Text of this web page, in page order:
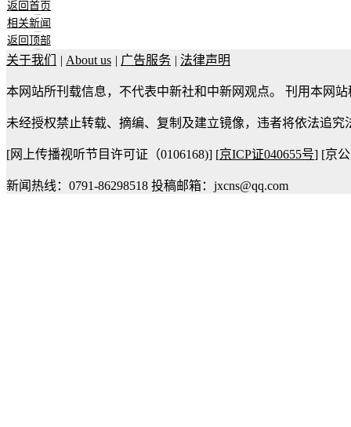
返回首页
相关新闻
返回顶部
关于我们 | About us | 广告服务 | 法律声明
本网站所刊载信息，不代表中新社和中新网观点。 刊用本网
未经授权禁止转载、摘编、复制及建立镜像，违者将依法追究
[网上传播视听节目许可证（0106168)] [京ICP证040655号] [京公
新闻热线：0791-86298518 投稿邮箱：jxcns@qq.com